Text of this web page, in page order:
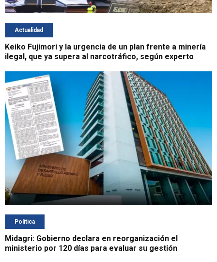
Actualidad
Keiko Fujimori y la urgencia de un plan frente a minería
ilegal, que ya supera al narcotráfico, según experto
Política
Midagri: Gobierno declara en reorganización el
ministerio por 120 días para evaluar su gestión